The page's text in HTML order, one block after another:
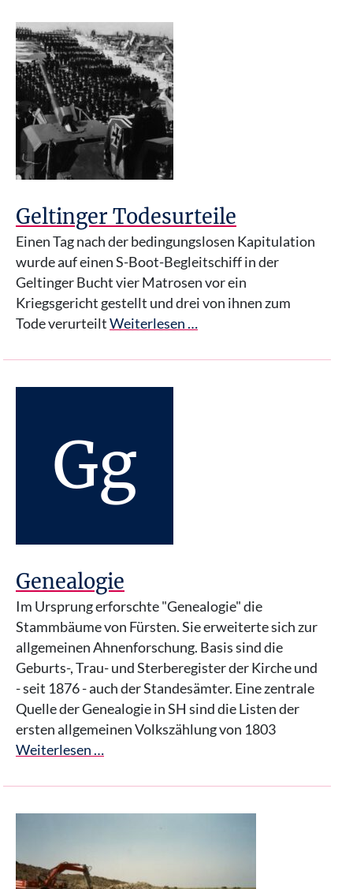
Geltinger Todesurteile
Einen Tag nach der bedingungslosen Kapitulation
wurde auf einen S-Boot-Begleitschiff in der
Geltinger Bucht vier Matrosen vor ein
Kriegsgericht gestellt und drei von ihnen zum
Tode verurteiltWeiterlesen …
Gg
Genealogie
Im Ursprung erforschte "Genealogie" die
Stammbäume von Fürsten. Sie erweiterte sich zur
allgemeinen Ahnenforschung. Basis sind die
Geburts-, Trau- und Sterberegister der Kirche und
- seit 1876 - auch der Standesämter. Eine zentrale
Quelle der Genealogie in SH sind die Listen der
ersten allgemeinen Volkszählung von 1803
Weiterlesen …